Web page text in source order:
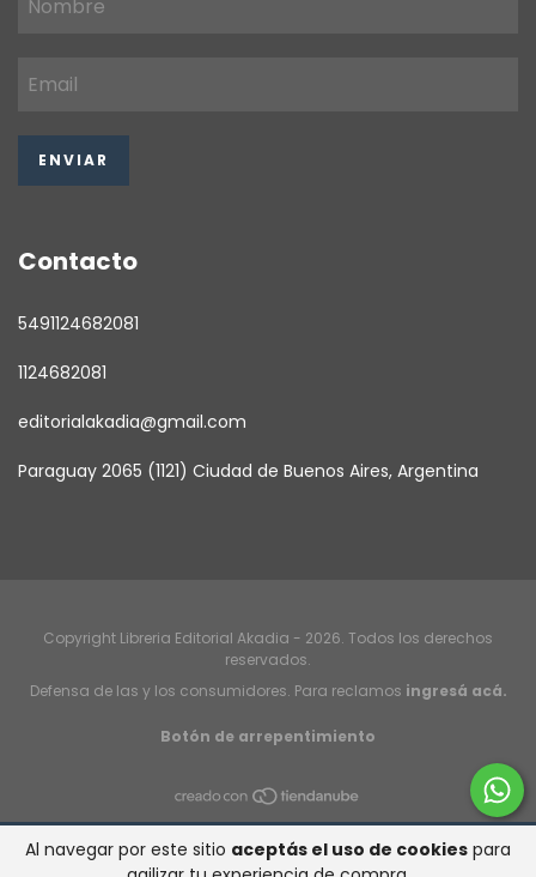
Al navegar por este sitio aceptás el uso de cookies para
Contacto
5491124682081
1124682081
editorialakadia@gmail.com
Paraguay 2065 (1121) Ciudad de Buenos Aires, Argentina
Copyright Libreria Editorial Akadia - 2026. Todos los derechos
reservados.
Defensa de las y los consumidores. Para reclamos ingresá acá.
Botón de arrepentimiento